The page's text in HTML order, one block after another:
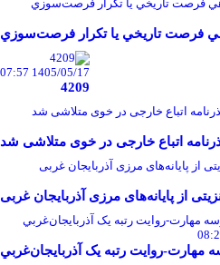
فرصت تاريخي يا تکرار فرصت‌سوزي
1405/05/17 07:57
4209
اتباع خارجی در خوی متلاشی شد
مهارت-روايت رتبه يک آذربايجان‌غربي